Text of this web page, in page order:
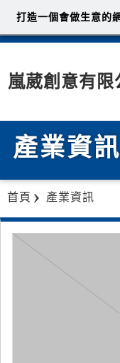
嵐葳創意有限
產業資訊
首頁 產業資訊
打造一個會做生意的